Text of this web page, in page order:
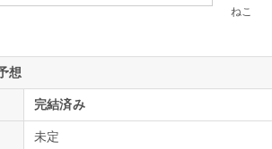
ねこ
想
完結済み
未定